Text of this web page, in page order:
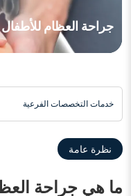
جراحة العظام للأطفال
نظرة عامة
ما هي جراحة